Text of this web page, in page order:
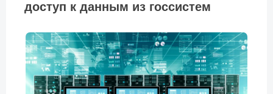
доступ к данным из госсистем